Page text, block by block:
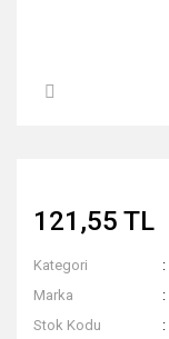
121,55 TL
Kategori
Marka
Stok Kodu